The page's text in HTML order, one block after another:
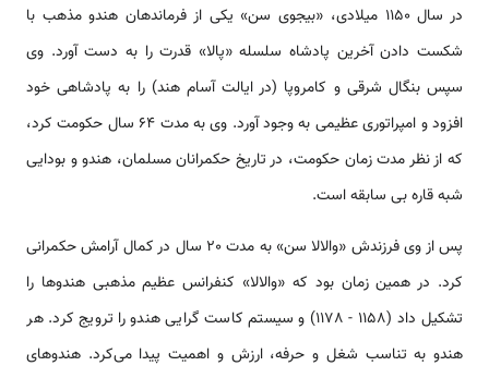
در سال 1150 میلادی، «بیجوی سن» یکی از فرماندهان هندو مذهب با
شکست دادن آخرین پادشاه سلسله «پالا» قدرت را به دست آورد. وی
سپس بنگال شرقی و کامروپا (در ایالت آسام هند) را به پادشاهی خود
افزود و امپراتوری عظیمی‌ به وجود آورد. وی به مدت 64 سال حکومت کرد،
که از نظر مدت زمان حکومت، در تاریخ حکمرانان مسلمان، هندو و بودایی
شبه قاره بی سابقه است.
پس از وی فرزندش «والالا سن» به مدت 20 سال در کمال آرامش حکمرانی
کرد. در همین زمان بود که «والالا» کنفرانس عظیم مذهبی هندوها را
تشکیل داد (1158 - 1178) و سیستم کاست گرایی هندو را ترویج کرد. هر
هندو به تناسب شغل و حرفه، ارزش و اهمیت پیدا می‌کرد. هندوهای